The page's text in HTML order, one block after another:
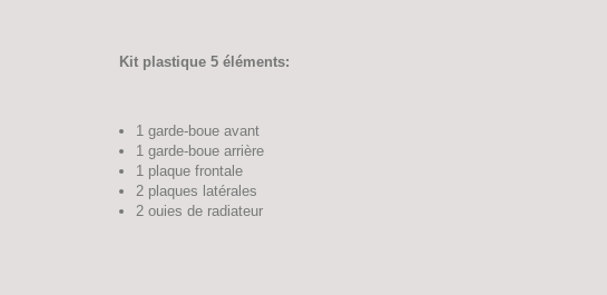
Kit plastique 5 éléments:
1 garde-boue avant
1 garde-boue arrière
1 plaque frontale
2 plaques latérales
2 ouies de radiateur